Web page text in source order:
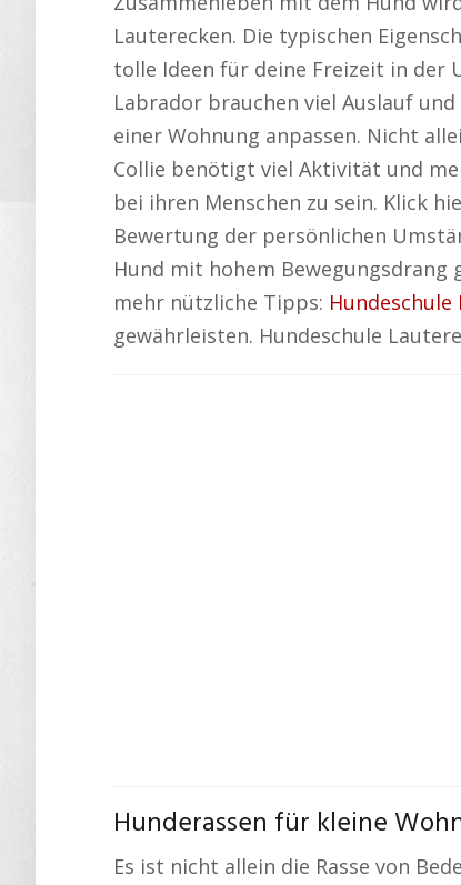
Lauterecken. Die typischen
tolle Ideen für deine Freizeit in der
Labrador brauchen viel Auslauf
einer Wohnung anpassen. Nicht
Collie benötigt viel Aktivität und
bei ihren Menschen zu sein. Klick
Bewertung der persönlichen
Hund mit hohem Bewegungsdrang
mehr nützliche Tipps: Hundeschule
gewährleisten. Hundeschule
Hunderassen für kleine
Es ist nicht allein die Rasse von